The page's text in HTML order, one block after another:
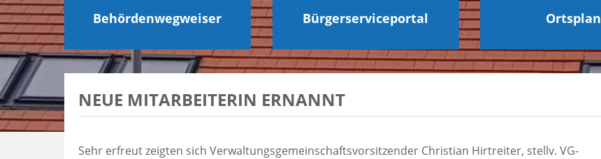
Behördenwegweiser Bürgerserviceportal Ortsplan
NEUE MITARBEITERIN ERNANNT
Sehr erfreut zeigten sich Verwaltungsgemeinschaftsvorsitzender Christian Hirtreiter, stellv. VG-